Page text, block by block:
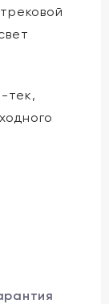
тек,